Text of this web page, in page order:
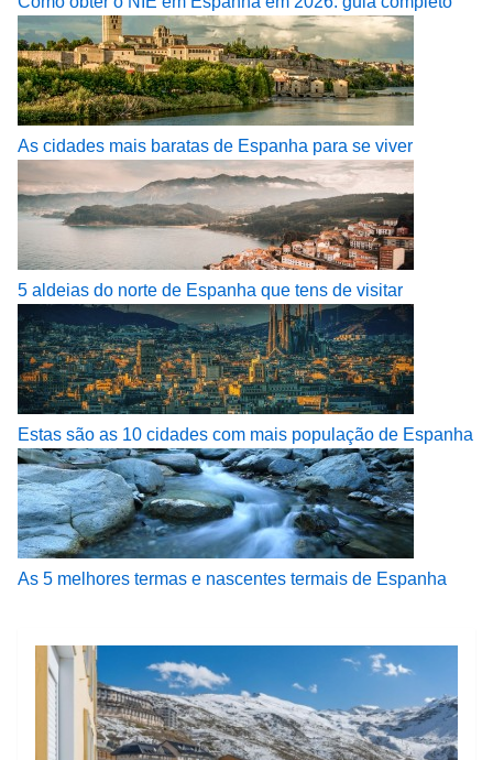
As cidades mais baratas de Espanha para se viver
5 aldeias do norte de Espanha que tens de visitar
Estas são as 10 cidades com mais população de Espanha
As 5 melhores termas e nascentes termais de Espanha